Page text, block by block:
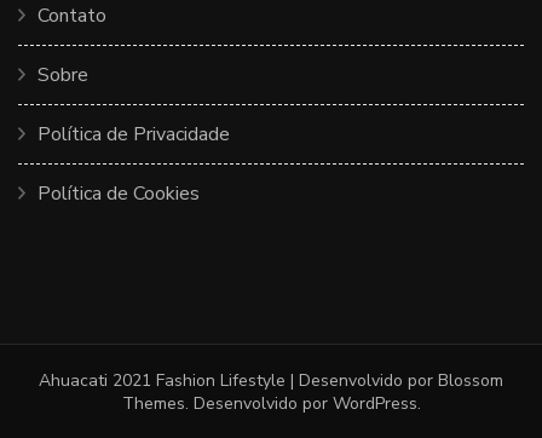
Contato
Sobre
Política de Privacidade
Política de Cookies
Ahuacati 2021 Fashion Lifestyle | Desenvolvido por Blossom
Themes. Desenvolvido por WordPress.